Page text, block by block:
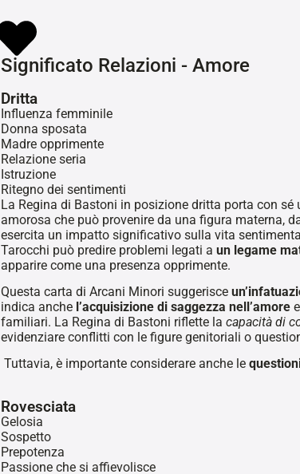
Significato Relazioni - Amore
Dritta
Influenza femminile
Donna sposata
Madre opprimente
Relazione seria
Istruzione
Ritegno dei sentimenti
La Regina di Bastoni in posizione dritta porta con sé
amorosa che può provenire da una figura materna,
esercita un impatto significativo sulla vita
Tarocchi può predire problemi legati a un legame
apparire come una presenza opprimente.
Questa carta di Arcani Minori suggerisce
indica anche l’acquisizione di saggezza nell’amoree
familiari. La Regina di Bastoni riflette la capacità di
evidenziare conflitti con le figure genitoriali o
Tuttavia, è importante considerare anche le
Rovesciata
Gelosia
Sospetto
Prepotenza
Passione che si affievolisce